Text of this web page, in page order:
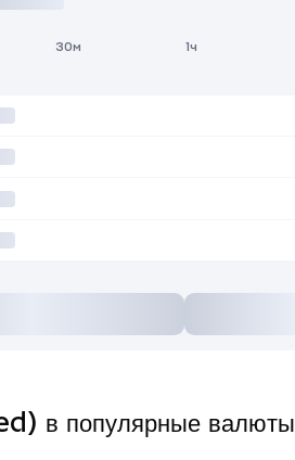
30м 1ч
в популярные валюты